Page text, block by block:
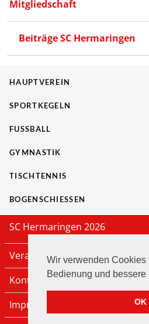
Wir verwenden Cookies
Bedienung und bessere
OK
Mitgliedschaft
Beiträge SC Hermaringen
HAUPTVEREIN
SPORTKEGELN
FUSSBALL
GYMNASTIK
TISCHTENNIS
BOGENSCHIESSEN
SC Hermaringen 2026
Veranstaltungen
Kontakt
Impressum